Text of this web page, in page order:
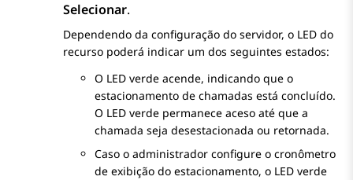
Selecionar.
Dependendo da configuração do servidor, o LED do
recurso poderá indicar um dos seguintes estados:
O LED verde acende, indicando que o
estacionamento de chamadas está concluído.
O LED verde permanece aceso até que a
chamada seja desestacionada ou retornada.
Caso o administrador configure o cronômetro
de exibição do estacionamento, o LED verde